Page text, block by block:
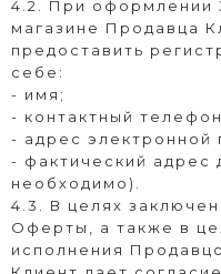
4.2. При оформлении
магазине Продавца
предоставить
себе:
- имя;
- контактный
- адрес электронной
- фактический адрес
необходимо).
4.3. В целях
Оферты, а также в
исполнения